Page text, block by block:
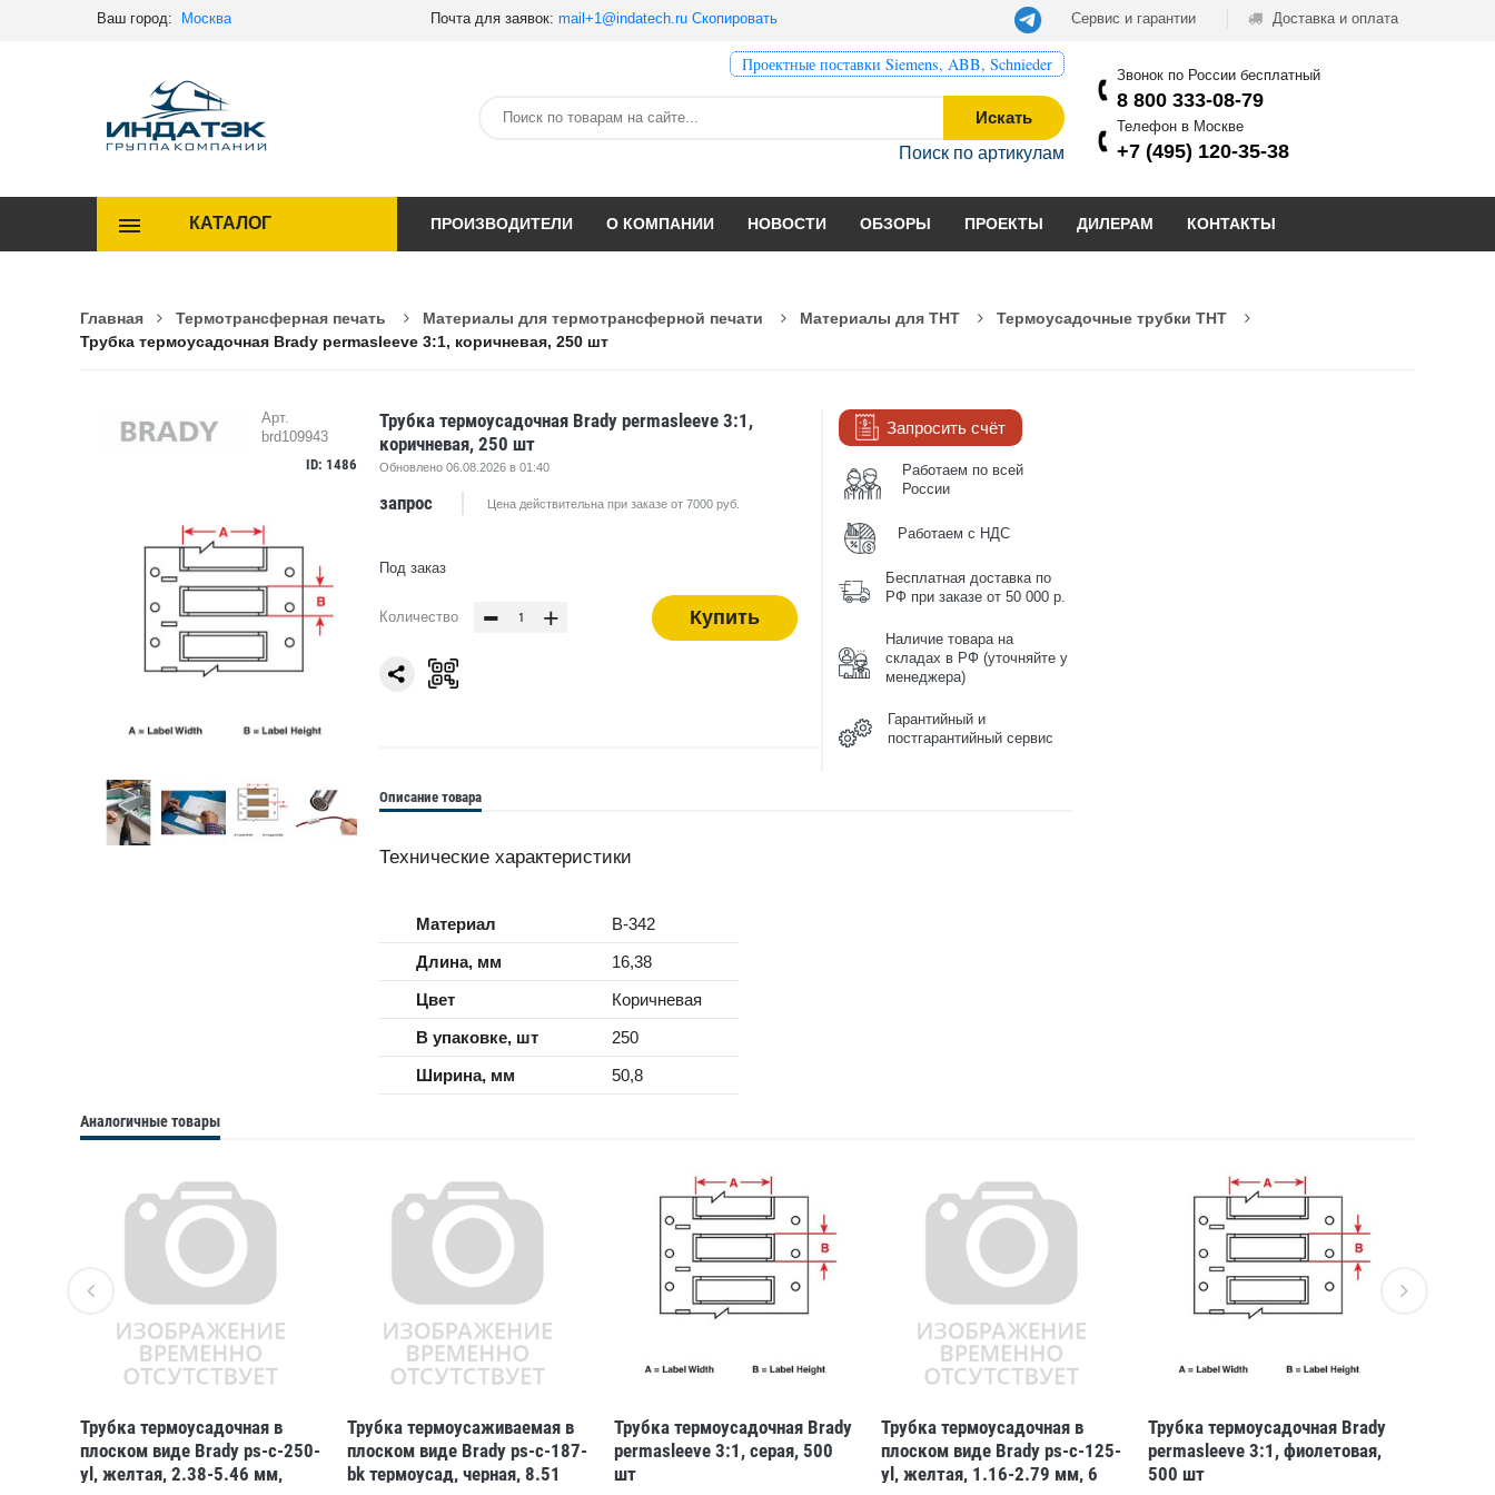
Ваш город: Москва Почта для заявок: mail+1@indatech.ru Скопировать Сервис и гарантии Доставка и оплата
Проектные поставки Siemens, ABB, Schnieder
Искать
Поиск по артикулам
Звонок по России бесплатный
8 800 333-08-79
Телефон в Москве
+7 (495) 120-35-38
КАТАЛОГ ПРОИЗВОДИТЕЛИ О КОМПАНИИ НОВОСТИ ОБЗОРЫ ПРОЕКТЫ ДИЛЕРАМ КОНТАКТЫ
Главная Термотрансферная печать Материалы для термотрансферной печати Материалы для THT
Термоусадочные трубки THT
Трубка термоусадочная Brady permasleeve 3:1, коричневая, 250 шт
Арт.
brd109943
ID: 1486
Трубка термоусадочная Brady permasleeve 3:1,
коричневая, 250 шт
Обновлено 06.08.2026 в 01:40
запрос Цена действительна при заказе от 7000 руб.
Под заказ
Количество - + Купить
Запросить счёт
Работаем по всей
России
Работаем с НДС
Бесплатная доставка по
РФ при заказе от 50 000 р.
Наличие товара на
складах в РФ (уточняйте у
менеджера)
Гарантийный и
постгарантийный сервис
Описание товара
Технические характеристики
Материал
B-342
Длина, мм
16,38
Цвет
Коричневая
В упаковке, шт
250
Ширина, мм
50,8
Аналогичные товары
Трубка термоусадочная в
плоском виде Brady ps-c-250-
yl, желтая, 2.38-5.46 мм,
Трубка термоусаживаемая в
плоском виде Brady ps-c-187-
bk термоусад, черная, 8.51
Трубка термоусадочная Brady
permasleeve 3:1, серая, 500
шт
Трубка термоусадочная в
плоском виде Brady ps-c-125-
yl, желтая, 1.16-2.79 мм, 6
Трубка термоусадочная Brady
permasleeve 3:1, фиолетовая,
500 шт